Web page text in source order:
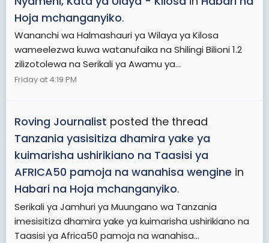
Hoja mchanganyiko.
Wananchi wa Halmashauri ya Wilaya ya Kilosa
wameelezwa kuwa watanufaika na Shilingi Bilioni 1.2
zilizotolewa na Serikali ya Awamu ya...
Friday at 4:19 PM
Roving Journalist posted the thread
Tanzania yasisitiza dhamira yake ya
kuimarisha ushirikiano na Taasisi ya
AFRICA50 pamoja na wanahisa wengine in
Habari na Hoja mchanganyiko.
Serikali ya Jamhuri ya Muungano wa Tanzania
imesisitiza dhamira yake ya kuimarisha ushirikiano na
Taasisi ya Africa50 pamoja na wanahisa...